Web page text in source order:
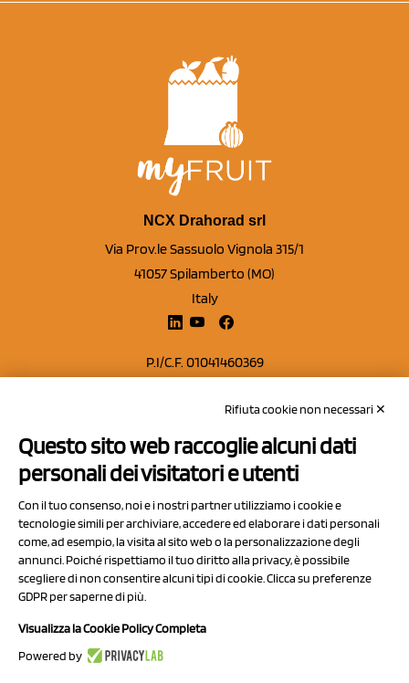
NCX Drahorad srl
Via Prov.le Sassuolo Vignola 315/1
41057 Spilamberto (MO)
Italy
P.I/C.F. 01041460369
Capitale sociale Euro 50.000,00 i.v.
Contatti
Privacy Policy
Cookie Policy
Chi Siamo
Rifiuta cookie non necessari ✕
Questo sito web raccoglie alcuni dati
personali dei visitatori e utenti
Con il tuo consenso, noi e i nostri partner utilizziamo i cookie e
tecnologie simili per archiviare, accedere ed elaborare i dati personali
come, ad esempio, la visita al sito web o la personalizzazione degli
annunci. Poiché rispettiamo il tuo diritto alla privacy, è possibile
scegliere di non consentire alcuni tipi di cookie. Clicca su preferenze
GDPR per saperne di più.
Visualizza la Cookie Policy Completa
Powered by